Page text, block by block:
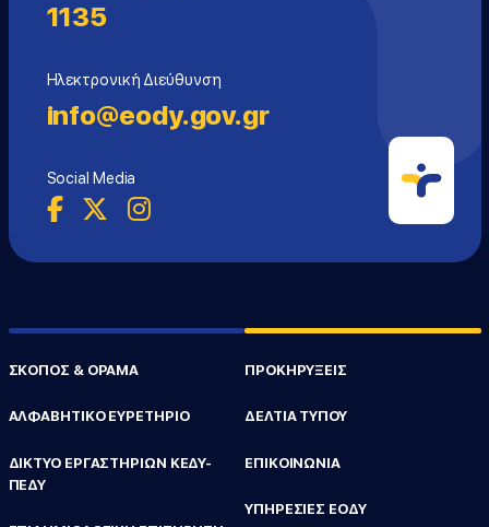
1135
Ηλεκτρονική Διεύθυνση
info@eody.gov.gr
Social Media
ΣΚΟΠΟΣ & ΟΡΑΜΑ
ΑΛΦΑΒΗΤΙΚΟ ΕΥΡΕΤΗΡΙΟ
ΔΙΚΤΥΟ ΕΡΓΑΣΤΗΡΙΩΝ ΚΕΔΥ-
ΠΕΔΥ
ΠΡΟΚΗΡΥΞΕΙΣ
ΔΕΛΤΙΑ ΤΥΠΟΥ
ΕΠΙΚΟΙΝΩΝΙΑ
ΥΠΗΡΕΣΙΕΣ ΕΟΔΥ